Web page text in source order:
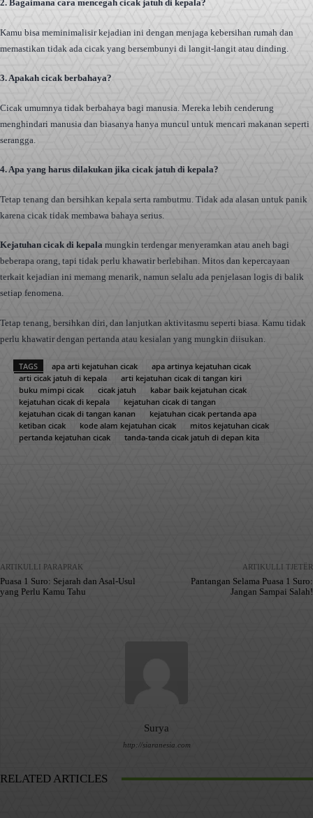
2. Bagaimana cara mencegah cicak jatuh di kepala?
Kamu bisa meminimalisir kejadian ini dengan menjaga kebersihan rumah dan
memastikan tidak ada cicak yang bersembunyi di langit-langit atau dinding.
3. Apakah cicak berbahaya?
Cicak umumnya tidak berbahaya bagi manusia. Mereka lebih cenderung
menghindari manusia dan biasanya hanya muncul untuk mencari makanan seperti
serangga.
4. Apa yang harus dilakukan jika cicak jatuh di kepala?
Tetap tenang dan bersihkan kepala serta rambutmu. Tidak ada alasan untuk panik
karena cicak tidak membawa bahaya serius.
Kejatuhan cicak di kepala mungkin terdengar menyeramkan atau aneh bagi
beberapa orang, tapi tidak perlu khawatir berlebihan. Mitos dan kepercayaan
terkait kejadian ini memang menarik, namun selalu ada penjelasan logis di balik
setiap fenomena.
Tetap tenang, bersihkan diri, dan lanjutkan aktivitasmu seperti biasa. Kamu tidak
perlu khawatir dengan pertanda atau kesialan yang mungkin diisukan.
TAGS apa arti kejatuhan cicak
apa artinya kejatuhan cicak
arti cicak jatuh di kepala
arti kejatuhan cicak di tangan kiri
buku mimpi cicak
cicak jatuh
kabar baik kejatuhan cicak
kejatuhan cicak di kepala
kejatuhan cicak di tangan
kejatuhan cicak di tangan kanan
kejatuhan cicak pertanda apa
ketiban cicak
kode alam kejatuhan cicak
mitos kejatuhan cicak
pertanda kejatuhan cicak
tanda-tanda cicak jatuh di depan kita
ARTIKULLI PARAPRAK
Puasa 1 Suro: Sejarah dan Asal-Usul
yang Perlu Kamu Tahu
ARTIKULLI TJETËR
Pantangan Selama Puasa 1 Suro:
Jangan Sampai Salah!
Surya
http://siaranesia.com
RELATED ARTICLES